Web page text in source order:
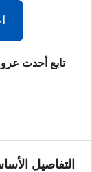
تابع أحدث
التفاصيل